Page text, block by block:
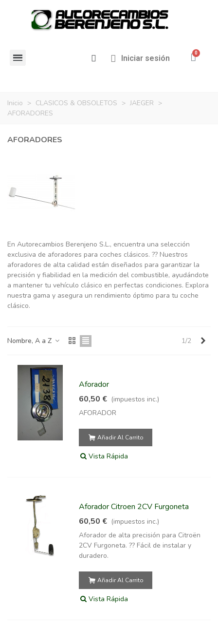
Iniciar sesión
Inicio > CLASICOS & OBSOLETOS > JAEGER >
AFORADORES
AFORADORES
En Autorecambios Berenjeno S.L., encuentra una selección
exclusiva de aforadores para coches clásicos. ?? Nuestros
aforadores de alta calidad están diseñados para garantizar la
precisión y fiabilidad en la medición del combustible, ayudándote
a mantener tu vehículo clásico en perfectas condiciones. Explora
nuestra gama y asegura un rendimiento óptimo para tu coche
clásico.
Nombre, A a Z 1/2
Aforador
60,50 € (impuestos inc.)
AFORADOR
Añadir Al Carrito
Vista Rápida
Aforador Citroen 2CV Furgoneta
60,50 € (impuestos inc.)
Aforador de alta precisión para Citroën
2CV Furgoneta. ?? Fácil de instalar y
duradero.
Añadir Al Carrito
Vista Rápida